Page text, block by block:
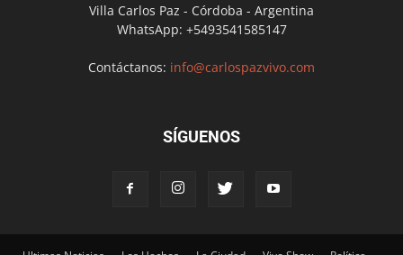
Villa Carlos Paz - Córdoba - Argentina
WhatsApp: +5493541585147
Contáctanos: info@carlospazvivo.com
SÍGUENOS